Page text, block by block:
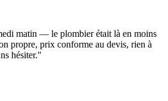
matin — le plombier était là en moins
propre, prix conforme au devis, rien à
hésiter."